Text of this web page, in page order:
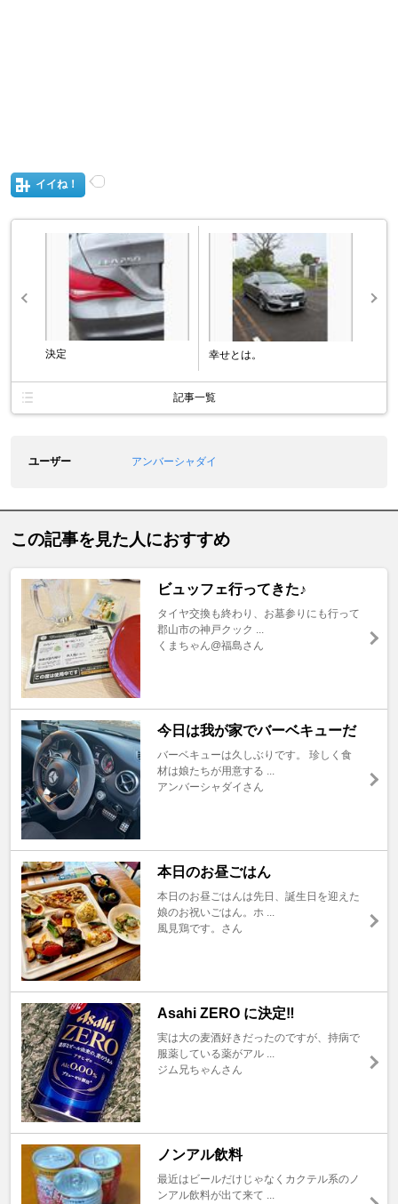
イイね！
決定 幸せとは。
記事一覧
ユーザー アンバーシャダイ
この記事を見た人におすすめ
ビュッフェ行ってきた♪
タイヤ交換も終わり、お墓参りにも行って
郡山市の神戸クック ...
くまちゃん@福島さん
今日は我が家でバーベキューだ
バーベキューは久しぶりです。 珍しく食
材は娘たちが用意する ...
アンバーシャダイさん
本日のお昼ごはん
本日のお昼ごはんは先日、誕生日を迎えた
娘のお祝いごはん。ホ ...
風見鶏です。さん
Asahi ZERO に決定‼️
実は大の麦酒好きだったのですが、持病で
服薬している薬がアル ...
ジム兄ちゃんさん
ノンアル飲料
最近はビールだけじゃなくカクテル系のノ
ンアル飲料が出て来て ...